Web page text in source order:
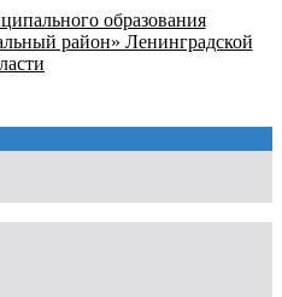
образования
район» Ленинградской